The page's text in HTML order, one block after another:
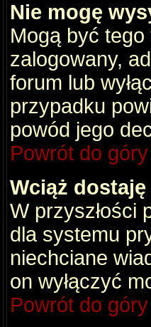
Nie mogę
Mogą być
zalogowany,
forum lub
przypadku
powód jego
Powrót do góry
Wciąż
W przyszłości
dla systemu
niechciane
on wyłączyć
Powrót do góry